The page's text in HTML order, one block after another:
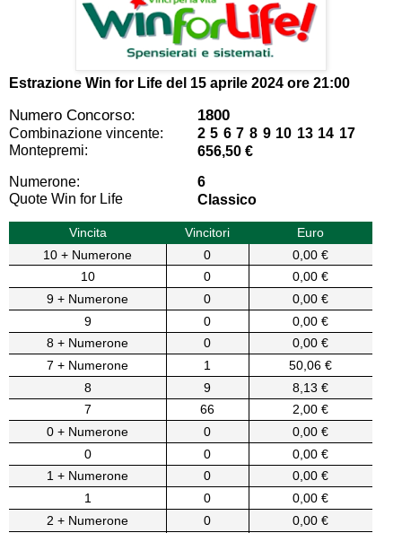
Estrazione Win for Life del 15 aprile 2024 ore 21:00
Numero Concorso: 1800
Combinazione vincente:
2 5 6 7 8 9 10 13 14 17
Montepremi:
656,50 €
Numerone:
6
Quote Win for Life
Classico
Vincita Vincitori
Euro
10 + Numerone
0
0,00 €
10
0
0,00 €
9 + Numerone
0
0,00 €
9
0
0,00 €
8 + Numerone
0
0,00 €
7 + Numerone
1
50,06 €
8
9
8,13 €
7
66
2,00 €
0 + Numerone
0
0,00 €
0
0
0,00 €
1 + Numerone
0
0,00 €
1
0
0,00 €
2 + Numerone
0
0,00 €